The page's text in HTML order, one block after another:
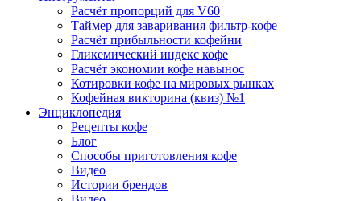
Расчёт пропорций для V60
Таймер для заваривания фильтр-кофе
Расчёт прибыльности кофейни
Гликемический индекс кофе
Расчёт экономии кофе навынос
Котировки кофе на мировых рынках
Кофейная викторина (квиз) №1
Энциклопедия
Рецепты кофе
Блог
Способы приготовления кофе
Видео
Истории брендов